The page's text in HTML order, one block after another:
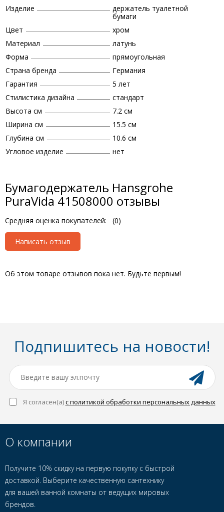
Изделие
держатель туалетной
бумаги
Цвет
хром
Материал
латунь
Форма
прямоугольная
Страна бренда
Германия
Гарантия
5 лет
Стилистика дизайна
стандарт
Высота см
7.2 см
Ширина см
15.5 см
Глубина см
10.6 см
Угловое изделие
нет
Бумагодержатель Hansgrohe
PuraVida 41508000 отзывы
Средняя оценка покупателей: (0)
Написать отзыв
Об этом товаре отзывов пока нет. Будьте первым!
Подпишитесь на новости!
Я согласен(a)с политикой обработки персональных данных
О компании
Получите 10% скидку на первую покупку с быстрой
доставкой. Выберите качественную сантехнику
для вашей ванной комнаты от ведущих мировых
брендов.